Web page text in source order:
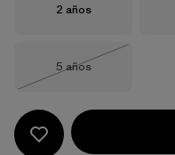
Talla
2 años
Talla
5 años